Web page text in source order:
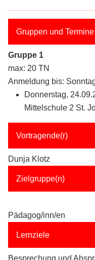
Gruppen und Termine
Gruppe 1
max: 20 TN
Anmeldung bis:
Donnerstag,
Mittelschule 2 St.
Vortragende(r)
Dunja Klotz
Zielgruppe(n)
Pädagog/inn/en
Lernziele
Besprechung und